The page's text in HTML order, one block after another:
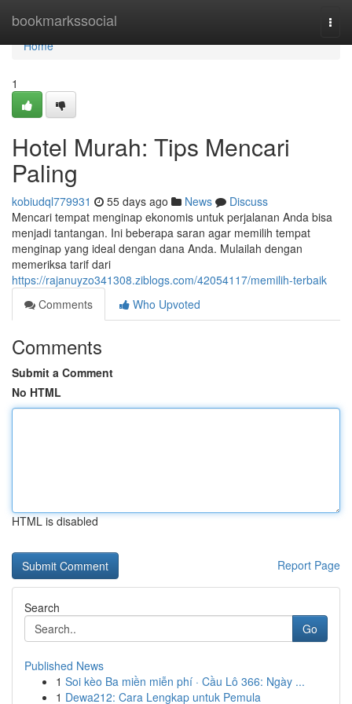
bookmarkssocial
Home
Home
1
Hotel Murah: Tips Mencari
Paling
kobiudql779931 55 days ago News
Discuss
Mencari tempat menginap ekonomis untuk perjalanan Anda bisa
menjadi tantangan. Ini beberapa saran agar memilih tempat
menginap yang ideal dengan dana Anda. Mulailah dengan
memeriksa tarif dari
https://rajanuyzo341308.ziblogs.com/42054117/memilih-terbaik
Comments
Who Upvoted
Comments
Submit a Comment
No HTML
HTML is disabled
Report Page
Search
Go
Published News
1 Soi kèo Ba miền miễn phí · Cầu Lô 366: Ngày ...
1 Dewa212: Cara Lengkap untuk Pemula